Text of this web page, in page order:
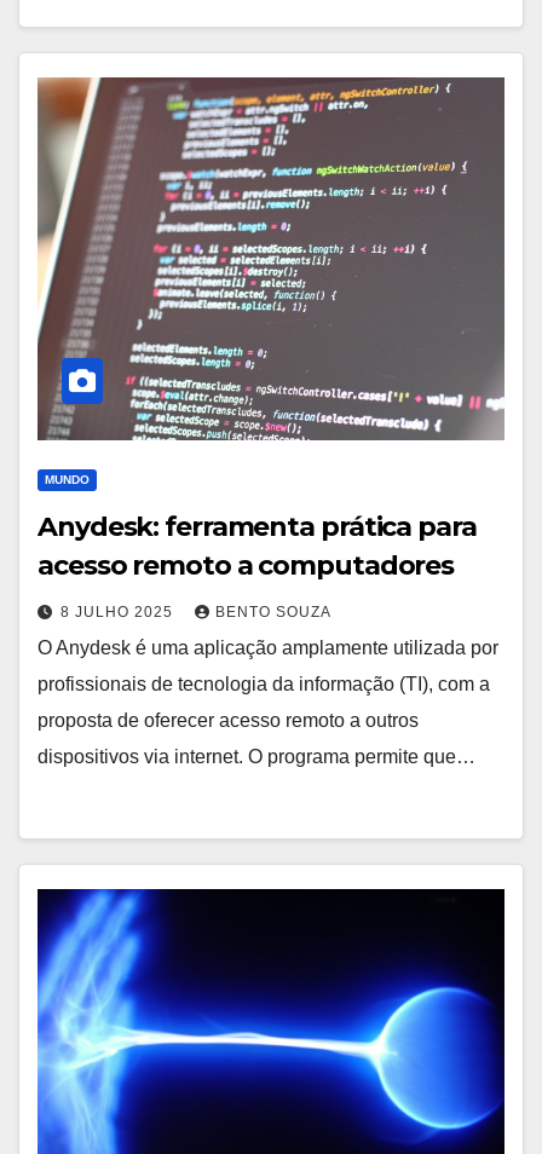
MUNDO
Anydesk: ferramenta prática para
acesso remoto a computadores
8 JULHO 2025 BENTO SOUZA
O Anydesk é uma aplicação amplamente utilizada por
profissionais de tecnologia da informação (TI), com a
proposta de oferecer acesso remoto a outros
dispositivos via internet. O programa permite que…